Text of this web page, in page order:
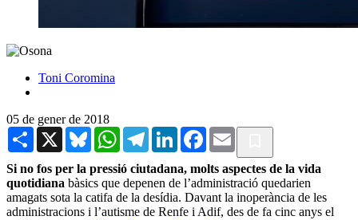
Toni Coromina
05 de gener de 2018
Share X BlueskyWhatsAppTelegramLinkedInFacebook
Email
Si no fos per la pressió ciutadana, molts aspectes de la vida
quotidiana bàsics que depenen de l’administració quedarien
amagats sota la catifa de la desídia. Davant la inoperància de les
administracions i l’autisme de Renfe i Adif, des de fa cinc anys el